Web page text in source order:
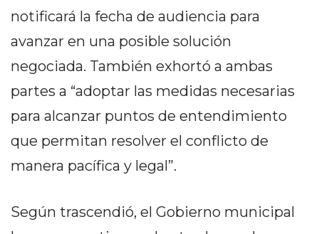
NOTICIAS
EXALTACIÓN
DE
COLÓN
(BUENOS
notificará la fecha de audiencia para
avanzar en una posible solución
negociada. También exhortó a ambas
partes a “adoptar las medidas necesarias
para alcanzar puntos de entendimiento
que permitan resolver el conflicto de
manera pacífica y legal”.
Según trascendió, el Gobierno municipal